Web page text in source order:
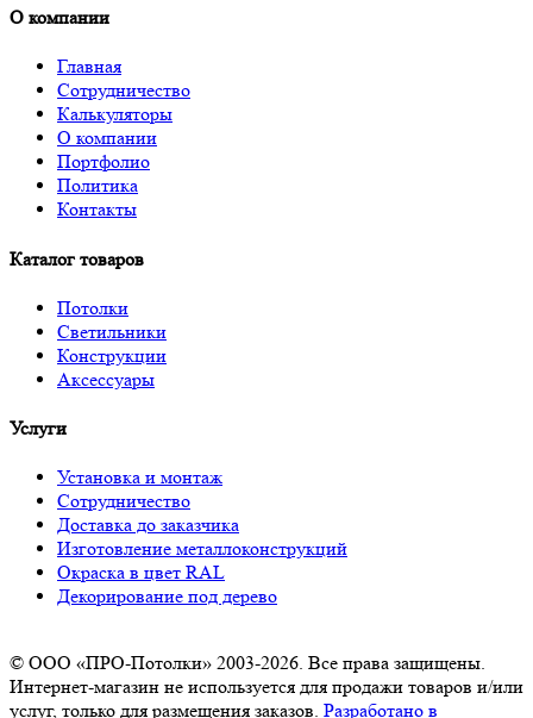
О компании
Главная
Сотрудничество
Калькуляторы
О компании
Портфолио
Политика
Контакты
Каталог товаров
Потолки
Светильники
Конструкции
Аксессуары
Услуги
Установка и монтаж
Сотрудничество
Доставка до заказчика
Изготовление металлоконструкций
Окраска в цвет RAL
Декорирование под дерево
© ООО «ПРО-Потолки» 2003-2026. Все права защищены.
Интернет-магазин не используется для продажи товаров и/или
услуг, только для размещения заказов. Разработано в
Получить расчёт